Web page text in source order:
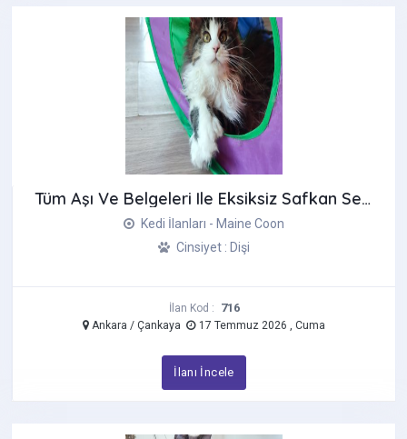
Tüm Aşı Ve Belgeleri Ile Eksiksiz Safkan Secereli Mainecoon
Kedi İlanları - Maine Coon
Cinsiyet : Dişi
İlan Kod : 716
Ankara / Çankaya 17 Temmuz 2026 , Cuma
İlanı İncele